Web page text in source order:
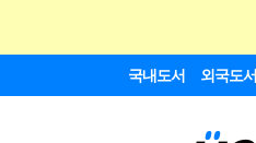
국내도서 외국도서